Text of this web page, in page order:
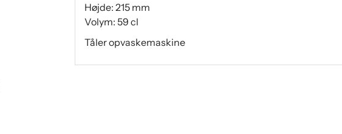
Højde: 215 mm
Volym: 59 cl
Tåler opvaskemaskine